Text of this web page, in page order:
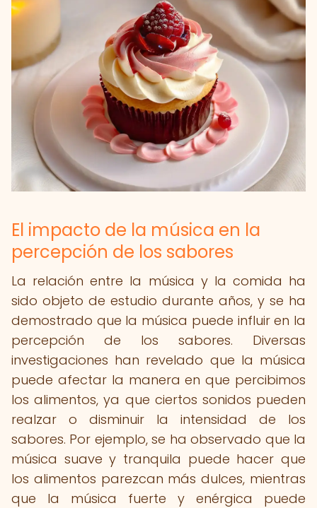
El impacto de la música en la
percepción de los sabores
La relación entre la música y la comida ha
sido objeto de estudio durante años, y se ha
demostrado que la música puede influir en la
percepción de los sabores. Diversas
investigaciones han revelado que la música
puede afectar la manera en que percibimos
los alimentos, ya que ciertos sonidos pueden
realzar o disminuir la intensidad de los
sabores. Por ejemplo, se ha observado que la
música suave y tranquila puede hacer que
los alimentos parezcan más dulces, mientras
que la música fuerte y enérgica puede